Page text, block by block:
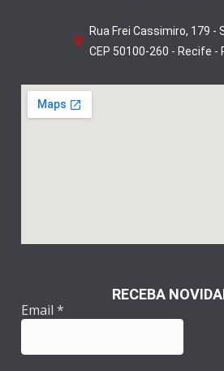
Rua Frei Cassimiro, 179 -
CEP 50100-260 - Recife -
RECEBA
Email *